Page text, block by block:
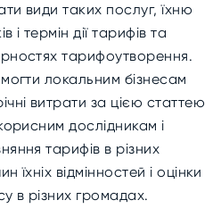
види таких послуг, їхню
і термін дії тарифів та
тарифоутворення.
локальним бізнесам
витрати за цією статтею
дослідникам і
тарифів в різних
їхніх відмінностей і оцінки
в різних громадах.